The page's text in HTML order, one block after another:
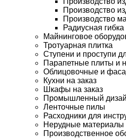
Производство
Производство
Радиусная гибка
Майнинговое
Тротуарная плитка
Ступени и проступи
Парапетные плиты и
Облицовочные и
Кухни на заказ
Шкафы на заказ
Промышленный
Ленточные пилы
Расходники для
Нерудные материалы
Производственное